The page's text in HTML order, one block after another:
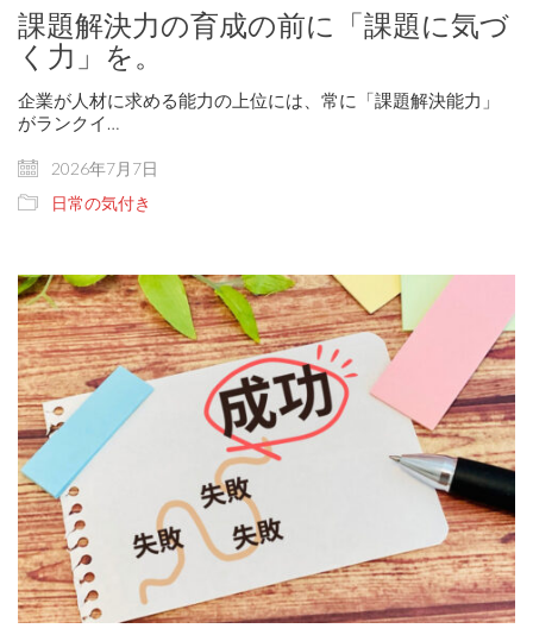
課題解決力の育成の前に「課題に気づ
く力」を。
企業が人材に求める能力の上位には、常に「課題解決能力」
がランクイ…
2026年7月7日
日常の気付き